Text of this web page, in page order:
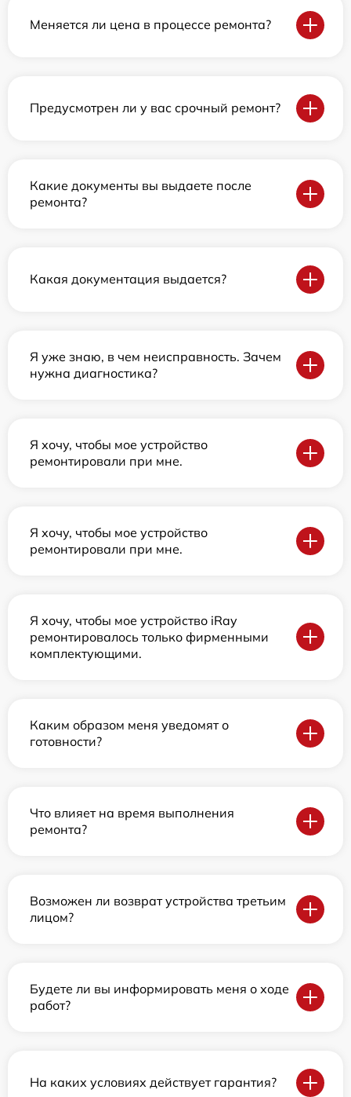
Меняется ли цена в процессе ремонта?
Предусмотрен ли у вас срочный ремонт?
Какие документы вы выдаете после
ремонта?
Какая документация выдается?
Я уже знаю, в чем неисправность. Зачем
нужна диагностика?
Я хочу, чтобы мое устройство
ремонтировали при мне.
Я хочу, чтобы мое устройство
ремонтировали при мне.
Я хочу, чтобы мое устройство iRay
ремонтировалось только фирменными
комплектующими.
Каким образом меня уведомят о
готовности?
Что влияет на время выполнения
ремонта?
Возможен ли возврат устройства третьим
лицом?
Будете ли вы информировать меня о ходе
работ?
На каких условиях действует гарантия?